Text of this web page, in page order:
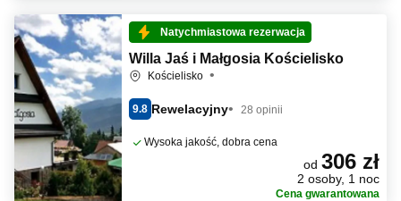
Natychmiastowa rezerwacja
Willa Jaś i Małgosia Kościelisko
Kościelisko
9.8 Rewelacyjny 28 opinii
Wysoka jakość, dobra cena
od 306 zł
2 osoby, 1 noc
Cena gwarantowana